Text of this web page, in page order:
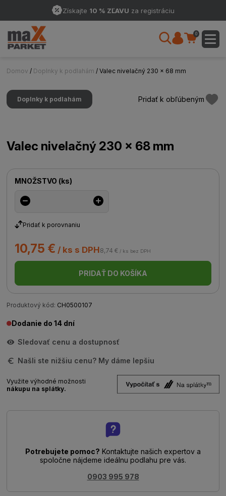
Získajte 10 % ZĽAVU za registráciu
0
Domov / Doplnky k podlahám / Valec nivelačný 230 x 68 mm
Doplnky k podlahám Pridať k obľúbeným
Valec nivelačný 230 x 68 mm
MNOŽSTVO (ks)
Pridať k porovnaniu
10,75 € / ks s DPH8,74 € / ks bez DPH
PRIDAŤ DO KOŠÍKA
Produktový kód: CH0500107
Dodanie do 14 dní
Sledovať cenu a dostupnosť
Našli ste nižšiu cenu? My dáme lepšiu
Využite výhodné možnosti
nákupu na splátky.
Potrebujete pomoc? Kontaktujte našich expertov a
spoločne nájdeme ideálnu podlahu pre vás.
0903 995 978